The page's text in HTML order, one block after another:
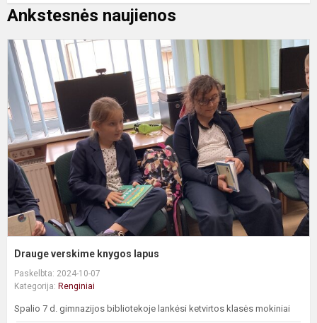
Ankstesnės naujienos
Drauge verskime knygos lapus
Paskelbta: 2024-10-07
Kategorija: Renginiai
Spalio 7 d. gimnazijos bibliotekoje lankėsi ketvirtos klasės mokiniai